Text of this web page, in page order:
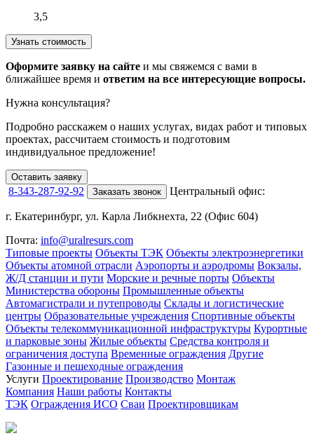
3,5
Узнать стоимость
Оформите заявку на сайте и мы свяжемся с вами в
ближайшее время и ответим на все интересующие вопросы.
Нужна консультация?
Подробно расскажем о наших услугах, видах работ и типовых
проектах, рассчитаем стоимость и подготовим
индивидуальное предложение!
Оставить заявку
8-343-287-92-92 Заказать звонок Центральный офис:
г. Екатеринбург, ул. Карла Либкнехта, 22 (Офис 604)
Почта: info@uralresurs.com
Типовые проекты Объекты ТЭК Объекты электроэнергетики
Объекты атомной отрасли Аэропорты и аэродромы Вокзалы,
Ж/Д станции и пути Морские и речные порты Объекты
Министерства обороны Промышленные объекты
Автомагистрали и путепроводы Склады и логистические
центры Образовательные учреждения Спортивные объекты
Объекты телекоммуникационной инфраструктуры Курортные
и парковые зоны Жилые объекты Средства контроля и
ограничения доступа Временные ограждения Другие
Газонные и пешеходные ограждения
Услуги Проектирование Производство Монтаж
Компания Наши работы Контакты
ТЭК Ограждения ИСО Сваи Проектировщикам